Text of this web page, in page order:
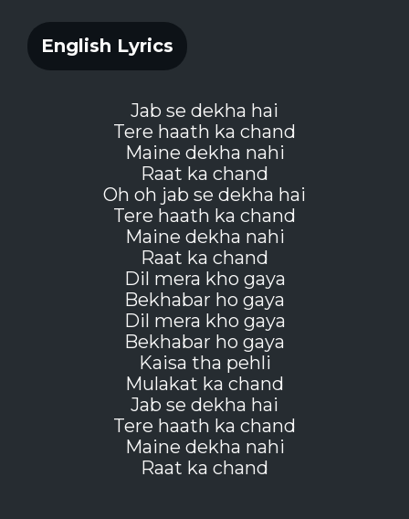
English Lyrics
Jab se dekha hai
Tere haath ka chand
Maine dekha nahi
Raat ka chand
Oh oh jab se dekha hai
Tere haath ka chand
Maine dekha nahi
Raat ka chand
Dil mera kho gaya
Bekhabar ho gaya
Dil mera kho gaya
Bekhabar ho gaya
Kaisa tha pehli
Mulakat ka chand
Jab se dekha hai
Tere haath ka chand
Maine dekha nahi
Raat ka chand